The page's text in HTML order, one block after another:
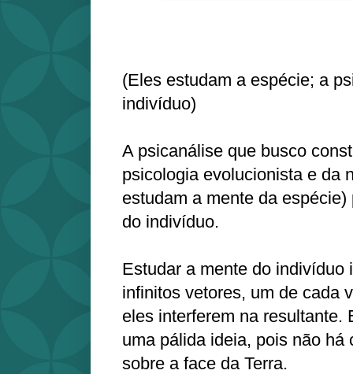
(Eles estudam a espécie; a
indivíduo)
A psicanálise que busco
psicologia evolucionista e da
estudam a mente da
do indivíduo.
Estudar a mente do indivíduo
infinitos vetores, um de cada
eles interferem na resultante.
uma pálida ideia, pois não há
sobre a face da Terra.